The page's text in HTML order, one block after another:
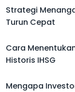
Strategi
Turun Cepat
Cara
Historis IHSG
Mengapa